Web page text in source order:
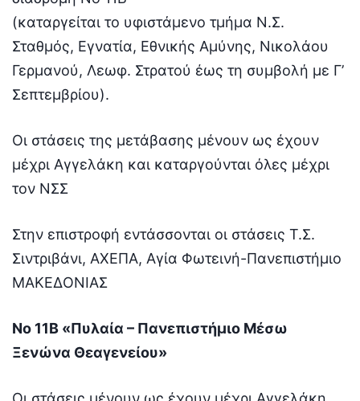
(καταργείται το υφιστάμενο τμήμα Ν.Σ.
Σταθμός, Εγνατία, Εθνικής Αμύνης, Νικολάου
Γερμανού, Λεωφ. Στρατού έως τη συμβολή με Γ’
Σεπτεμβρίου).
Οι στάσεις της μετάβασης μένουν ως έχουν
μέχρι Αγγελάκη και καταργούνται όλες μέχρι
τον ΝΣΣ
Στην επιστροφή εντάσσονται οι στάσεις Τ.Σ.
Σιντριβάνι, ΑΧΕΠΑ, Αγία Φωτεινή-Πανεπιστήμιο
ΜΑΚΕΔΟΝΙΑΣ
Νο 11Β «Πυλαία – Πανεπιστήμιο Μέσω
Ξενώνα Θεαγενείου»